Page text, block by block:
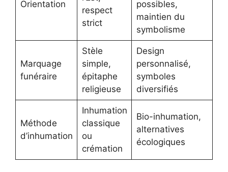
Orientation
respect
strict
possibles,
maintien du
symbolisme
Marquage
funéraire
Stèle
simple,
épitaphe
religieuse
Design
personnalisé,
symboles
diversifiés
Méthode
d’inhumation
Inhumation
classique
ou
crémation
Bio-inhumation,
alternatives
écologiques